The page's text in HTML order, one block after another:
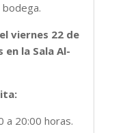
viernes 22 de
la Sala Al-
a 20:00 horas.